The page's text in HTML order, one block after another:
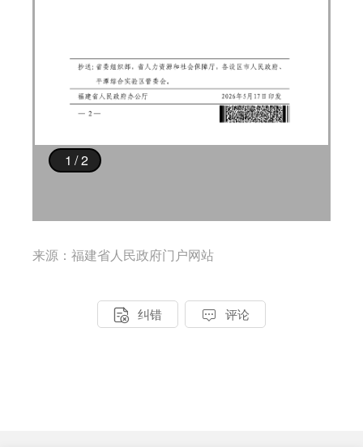
来源：福建省人民政府门户网站
 纠错  评论